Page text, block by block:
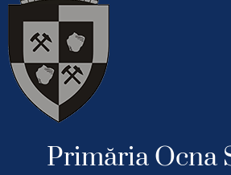
Primăria Ocna